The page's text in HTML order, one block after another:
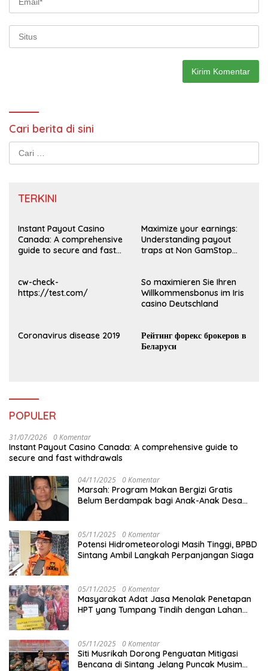
Cari berita di sini
Cari
untuk:
TERKINI
Instant Payout Casino
Canada: A comprehensive
guide to secure and fast
Maximize your earnings:
Understanding payout
traps at Non GamStop
cw-check-
https://test.com/
So maximieren Sie Ihren
Willkommensbonus im Iris
casino Deutschland
Coronavirus disease 2019
Рейтинг форекс брокеров в
Беларуси
POPULER
31/07/2026 0 Komentar
Instant Payout Casino Canada: A comprehensive guide to
secure and fast withdrawals
04/11/2025 0 Komentar
Marsah: Program Makan Bergizi Gratis
Belum Berdampak bagi Anak-Anak Desa
05/11/2025 0 Komentar
Potensi Hidrometeorologi Masih Tinggi, BPBD
Sintang Ambil Langkah Perpanjangan Siaga
05/11/2025 0 Komentar
Masyarakat Adat Jasa Menolak Penetapan
HPT yang Tumpang Tindih dengan Lahan
05/11/2025 0 Komentar
Siti Musrikah Dorong Penguatan Mitigasi
Bencana di Sintang Jelang Puncak Musim